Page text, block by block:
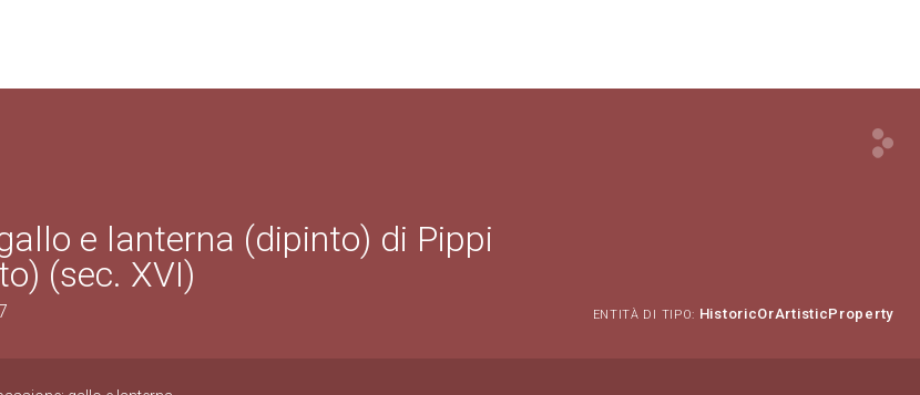
e lanterna (dipinto) di Pippi
(sec. XVI)
ENTITÀ DI TIPO: HistoricOrArtisticProperty